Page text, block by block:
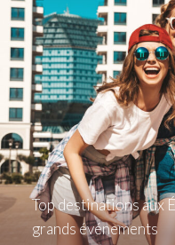
Top destinations aux
grands événements